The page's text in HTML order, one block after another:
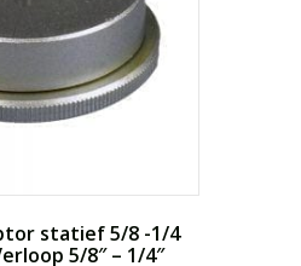
statief 5/8 -1/4
5/8″ – 1/4″